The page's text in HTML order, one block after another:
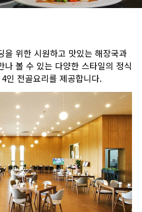
을 위한 시원하고 맛있는 해장국과
나 볼 수 있는 다양한 스타일의 정식
인 전골요리를 제공합니다.